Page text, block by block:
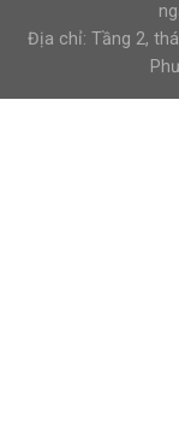
Địa chỉ: Tầng 2,